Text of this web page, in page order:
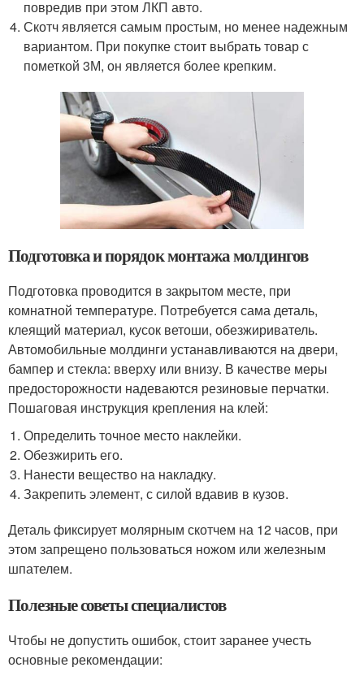
повредив при этом ЛКП авто.
Скотч является самым простым, но менее надежным
вариантом. При покупке стоит выбрать товар с
пометкой 3М, он является более крепким.
Подготовка и порядок монтажа молдингов
Подготовка проводится в закрытом месте, при
комнатной температуре. Потребуется сама деталь,
клеящий материал, кусок ветоши, обезжириватель.
Автомобильные молдинги устанавливаются на двери,
бампер и стекла: вверху или внизу. В качестве меры
предосторожности надеваются резиновые перчатки.
Пошаговая инструкция крепления на клей:
Определить точное место наклейки.
Обезжирить его.
Нанести вещество на накладку.
Закрепить элемент, с силой вдавив в кузов.
Деталь фиксирует молярным скотчем на 12 часов, при
этом запрещено пользоваться ножом или железным
шпателем.
Полезные советы специалистов
Чтобы не допустить ошибок, стоит заранее учесть
основные рекомендации: